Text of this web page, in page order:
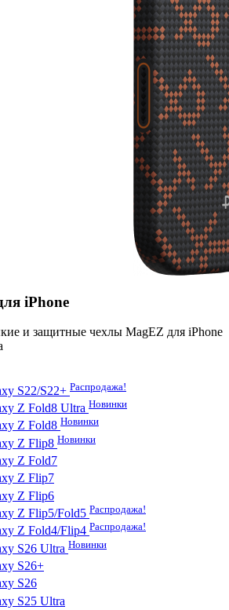
iPhone
и защитные чехлы MagEZ для iPhone
S22/S22+ Распродажа!
Z Fold8 Ultra Новинки
Z Fold8 Новинки
Z Flip8 Новинки
Z Fold7
Z Flip7
Z Flip6
Z Flip5/Fold5 Распродажа!
Z Fold4/Flip4 Распродажа!
S26 Ultra Новинки
S26+
S26
S25 Ultra